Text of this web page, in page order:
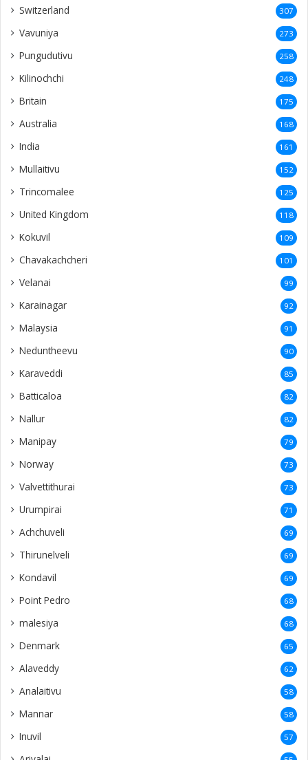
Switzerland 307
Vavuniya 273
Pungudutivu 258
Kilinochchi 248
Britain 175
Australia 168
India 161
Mullaitivu 152
Trincomalee 125
United Kingdom 118
Kokuvil 109
Chavakachcheri 101
Velanai 99
Karainagar 92
Malaysia 91
Neduntheevu 90
Karaveddi 85
Batticaloa 82
Nallur 82
Manipay 79
Norway 73
Valvettithurai 73
Urumpirai 71
Achchuveli 69
Thirunelveli 69
Kondavil 69
Point Pedro 68
malesiya 68
Denmark 65
Alaveddy 62
Analaitivu 58
Mannar 58
Inuvil 57